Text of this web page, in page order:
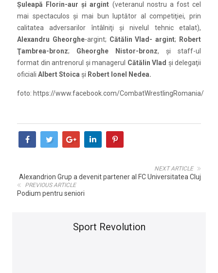
Şuleapă Florin-aur şi argint (veteranul nostru a fost cel
mai spectaculos şi mai bun luptător al competiţiei, prin
calitatea adversarilor întâlniţi şi nivelul tehnic etalat),
Alexandru Gheorghe-argint; Cătălin Vlad- argint;
Robert
Ţambrea-bronz; Gheorghe Nistor-bronz, şi staff-ul
format din antrenorul şi managerul Cătălin Vlad şi delegaţii
oficiali Albert Stoica şi Robert Ionel Nedea.
foto: https://www.facebook.com/CombatWrestlingRomania/
NEXT ARTICLE
Alexandrion Grup a devenit partener al FC Universitatea Cluj
PREVIOUS ARTICLE
Podium pentru seniori
Sport Revolution